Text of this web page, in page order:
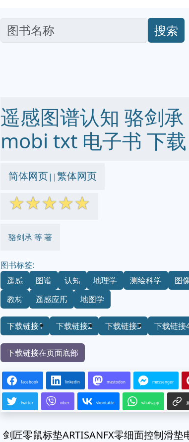
搜索
遥感图谱认知 骆剑
mobi txt 电子书 下
简体网页||繁体网页
☆☆☆☆☆
骆剑承 等 著
图书标签:
遥感
图谱 认知 地理学 测绘科学 图
教材
遥感应用 地图学
下载链接1 下载链接2 下载链接3 下载链接
下载链接在页面底部
facebook linkedin mastodon messenger
twitter viber vkontakte whatsapp
剑匠零鼠标垫ARTISANFX零细面控制滑垫